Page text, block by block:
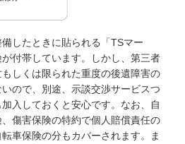
したときに貼られる「TSマー
付帯しています。しかし、第三者
しくは限られた重度の後遺障害の
ので、別途、示談交渉サービスつ
入しておくと安心です。なお、自
傷害保険の特約で個人賠償責任の
車保険の分もカバーされます。ま